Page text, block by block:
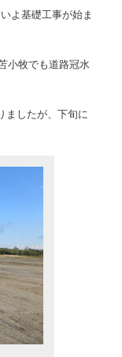
よ基礎工事が始ま
小牧でも道路冠水
ましたが、下旬に